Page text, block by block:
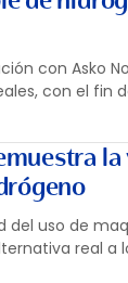
con Asko
con el fin
del uso de
real a